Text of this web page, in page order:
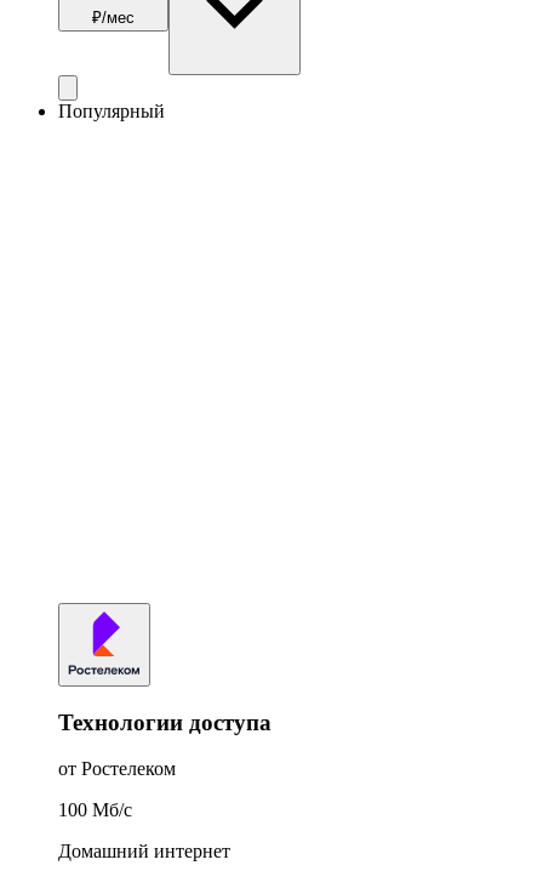
₽/мес
Популярный
Технологии доступа
от Ростелеком
100 Мб/c
Домашний интернет